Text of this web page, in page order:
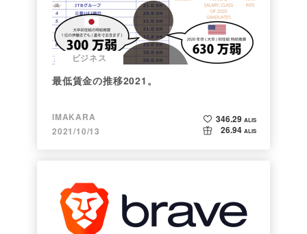
ビジネス
最低賃金の推移2021。
IMAKARA
2021/10/13
346.29 ALIS
26.94 ALIS